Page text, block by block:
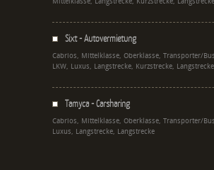
Sixt - Autovermietung
Cabrios, Mittelklasse, Oberklasse, Transporter/
LKW, Luxus, Langstrecke, Kurzstrecke,
Tamyca - Carsharing
Cabrios, Mittelklasse, Oberklasse, Transporter/
Luxus, Langstrecke, Langstrecke